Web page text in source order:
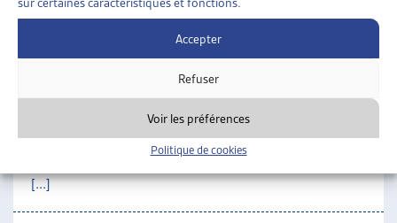
Accepter
Refuser
Voir les préférences
Politique de cookies
ANALYSES SPÉCIFIQUES
SPIRALE DU SURENDETTEMENT : LE POUR ET LE
Réflexions sur le rapport du Conseil fédéral du 1er
novembre 2023 en réponse au postulat Gutjahr
[...]